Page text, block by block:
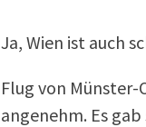
Ja, Wien ist auch
Flug von Münster-
angenehm. Es